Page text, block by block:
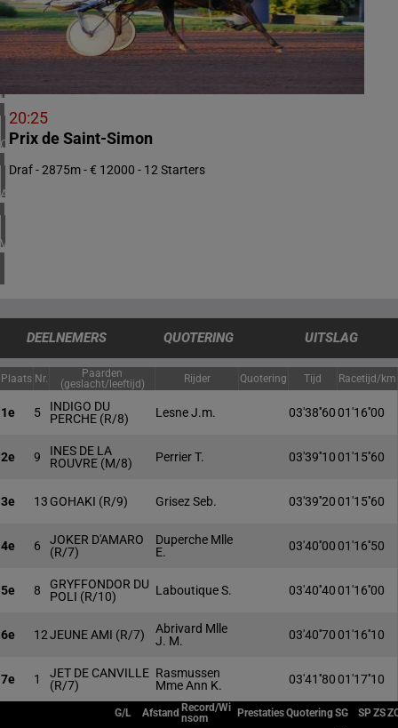
1 meeting(s)
VERENIGD KONINKRIJK
4 meeting(s)
IERLAND
1 meeting(s)
CHILI
1 meeting(s)
ARGENTINIË
1 meeting(s)
VERENIGDE STATEN
4 meeting(s)
20:25
Prix de Saint-Simon
Draf - 2875m - € 12000 - 12 Starters
DEELNEMERS QUOTERING UITSLAG
Plaats Nr.
Paarden
(geslacht/leeftijd)
Rijder Quotering Tijd Racetijd/km
1e 5
INDIGO DU
PERCHE (R/8) Lesne J.m. 03'38''6001'16''00
2e 9
INES DE LA
ROUVRE (M/8) Perrier T. 03'39''1001'15''60
3e 13 GOHAKI (R/9) Grisez Seb. 03'39''2001'15''60
4e 6
JOKER D'AMARO
(R/7)
Duperche Mlle
E.
03'40''0001'16''50
5e 8
GRYFFONDOR DU
POLI (R/10) Laboutique S. 03'40''4001'16''00
6e 12JEUNE AMI (R/7)
Abrivard Mlle
J. M.
03'40''7001'16''10
7e 1
JET DE CANVILLE
(R/7)
Rasmussen
Mme Ann K.
03'41''8001'17''10
G/L Afstand Record/Wi
nsom
PrestatiesQuoteringSG SPZS